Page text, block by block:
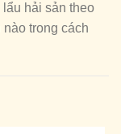
hải sản theo
trong cách